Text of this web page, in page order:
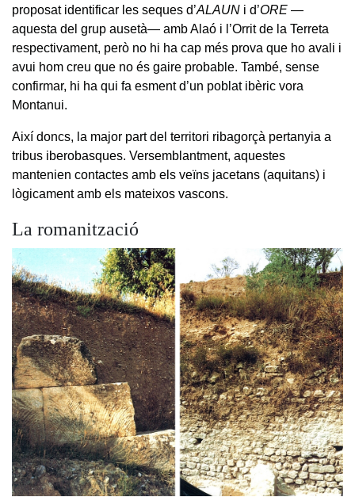
proposat identificar les seques d’ALAUN i d’ORE —
aquesta del grup ausetà— amb Alaó i l’Orrit de la Terreta
respectivament, però no hi ha cap més prova que ho avali i
avui hom creu que no és gaire probable. També, sense
confirmar, hi ha qui fa esment d’un poblat ibèric vora
Montanui.
Així doncs, la major part del territori ribagorçà pertanyia a
tribus iberobasques. Versemblantment, aquestes
mantenien contactes amb els veïns jacetans (aquitans) i
lògicament amb els mateixos vascons.
La romanització